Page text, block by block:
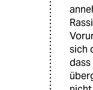
sich
dass